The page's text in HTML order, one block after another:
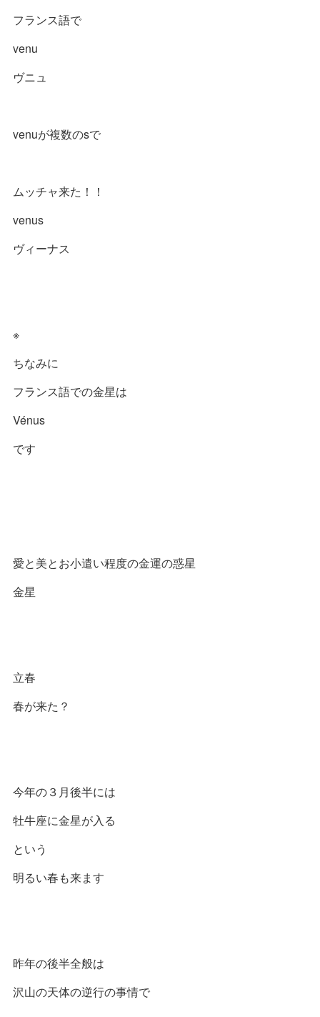
フランス語で
venu
ヴニュ
venuが複数のsで
ムッチャ来た！！
venus
ヴィーナス
※
ちなみに
フランス語での金星は
Vénus
です
愛と美とお小遣い程度の金運の惑星
金星
立春
春が来た？
今年の３月後半には
牡牛座に金星が入る
という
明るい春も来ます
昨年の後半全般は
沢山の天体の逆行の事情で